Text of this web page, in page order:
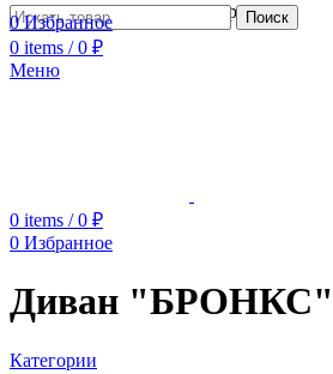
Сотрудничество с дизайнерамиПоиск
0Избранное
0 items / 0 ₽
Меню
0 items / 0 ₽
0 Избранное
Диван "БРОНКС"
Категории